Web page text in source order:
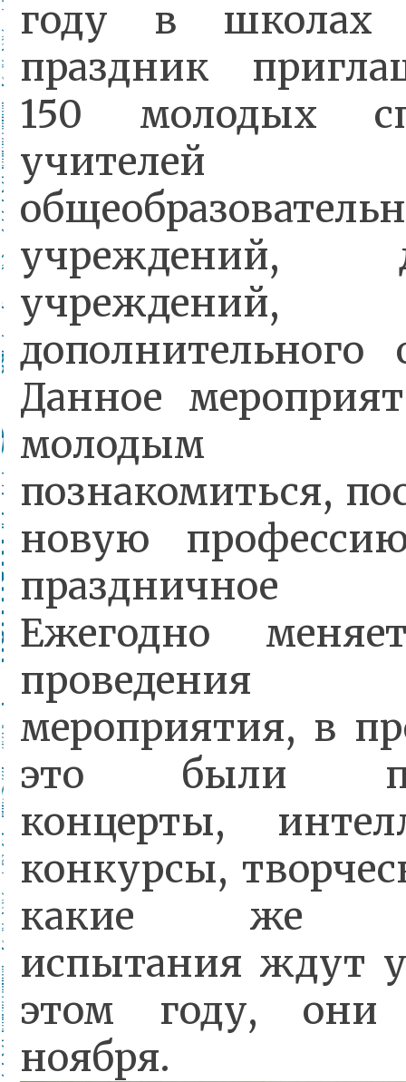
году в школах
праздник
150 молодых
учителей
учреждений,
учреждений,
дополнительного
Данное
молодым
познакомиться,
новую
праздничное
Ежегодно
проведения
мероприятия, в
это были
концерты,
конкурсы,
какие же
испытания ждут
этом году, они
ноября.